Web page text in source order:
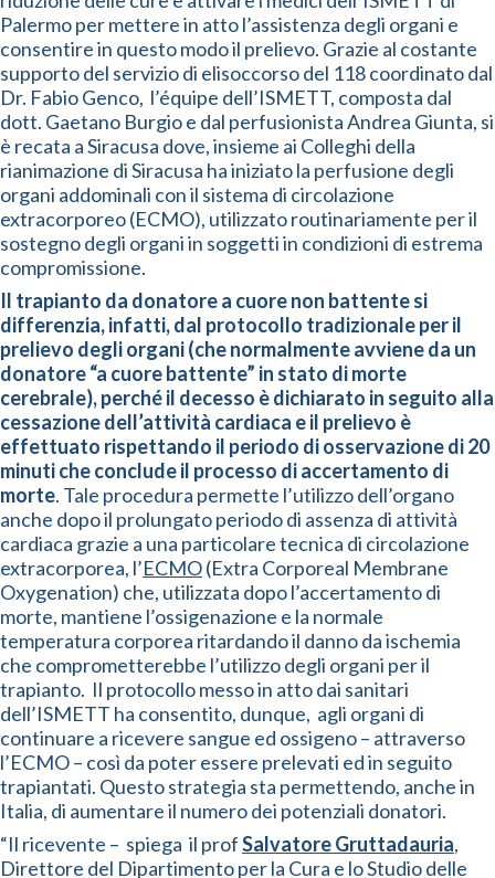
Palermo per mettere in atto l’assistenza degli organi e
consentire in questo modo il prelievo. Grazie al costante
supporto del servizio di elisoccorso del 118 coordinato dal
Dr. Fabio Genco, l’équipe dell’ISMETT, composta dal
dott. Gaetano Burgio e dal perfusionista Andrea Giunta, si
è recata a Siracusa dove, insieme ai Colleghi della
rianimazione di Siracusa ha iniziato la perfusione degli
organi addominali con il sistema di circolazione
extracorporeo (ECMO), utilizzato routinariamente per il
sostegno degli organi in soggetti in condizioni di estrema
compromissione.
Il trapianto da donatore a cuore non battente si
differenzia, infatti, dal protocollo tradizionale per il
prelievo degli organi (che normalmente avviene da un
donatore “a cuore battente” in stato di morte
cerebrale), perché il decesso è dichiarato in seguito alla
cessazione dell’attività cardiaca e il prelievo è
effettuato rispettando il periodo di osservazione di 20
minuti che conclude il processo di accertamento di
morte. Tale procedura permette l’utilizzo dell’organo
anche dopo il prolungato periodo di assenza di attività
cardiaca grazie a una particolare tecnica di circolazione
extracorporea, l’ECMO(Extra Corporeal Membrane
Oxygenation) che, utilizzata dopo l’accertamento di
morte, mantiene l’ossigenazione e la normale
temperatura corporea ritardando il danno da ischemia
che comprometterebbe l’utilizzo degli organi per il
trapianto. Il protocollo messo in atto dai sanitari
dell’ISMETT ha consentito, dunque, agli organi di
continuare a ricevere sangue ed ossigeno – attraverso
l’ECMO – così da poter essere prelevati ed in seguito
trapiantati. Questo strategia sta permettendo, anche in
Italia, di aumentare il numero dei potenziali donatori.
“Il ricevente – spiega il profSalvatore Gruttadauria,
Direttore del Dipartimento per la Cura e lo Studio delle